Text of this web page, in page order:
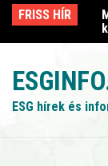
Skip
content
FRISS HÍR
szóló
ESG hírek és